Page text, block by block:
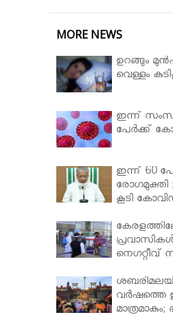
MORE NEWS
ഉറങ്ങും
വെള്ളം
ഇന്ന്
പേര്‍ക്ക്
ഇന്ന് 60
രോഗമുക്തി ;
കൂടി
നെഗറ്റീവ്
മന്ത്രിസഭ
വർഷത്തെ